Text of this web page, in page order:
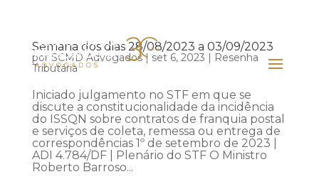
Semana dos dias 28/08/2023 a 03/09/2023
por SCMD Advogados| set 6, 2023 | Resenha
Tributária
Iniciado julgamento no STF em que se
discute a constitucionalidade da incidência
do ISSQN sobre contratos de franquia postal
e serviços de coleta, remessa ou entrega de
correspondências 1º de setembro de 2023 |
ADI 4.784/DF | Plenário do STF O Ministro
Roberto Barroso...